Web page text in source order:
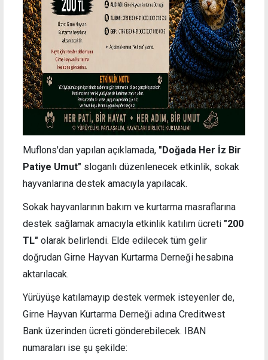
Muflons'dan yapılan açıklamada, "Doğada Her İz Bir
Patiye Umut" sloganlı düzenlenecek etkinlik, sokak
hayvanlarına destek amacıyla yapılacak.
Sokak hayvanlarının bakım ve kurtarma masraflarına
destek sağlamak amacıyla etkinlik katılım ücreti "200
TL" olarak belirlendi. Elde edilecek tüm gelir
doğrudan Girne Hayvan Kurtarma Derneği hesabına
aktarılacak.
Yürüyüşe katılamayıp destek vermek isteyenler de,
Girne Hayvan Kurtarma Derneği adına Creditwest
Bank üzerinden ücreti gönderebilecek. IBAN
numaraları ise şu şekilde: